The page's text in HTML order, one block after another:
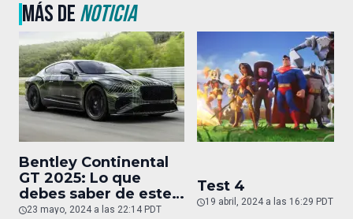
MÁS DENOTICIA
Bentley Continental
GT 2025: Lo que
debes saber de este
auto de superlujo
23 mayo, 2024 a las 22:14 PDT
Test 4
19 abril, 2024 a las 16:29 PDT